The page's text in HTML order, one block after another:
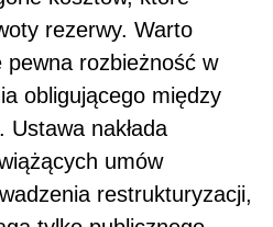
rezerwy. Warto
rozbieżność w
obligującego między
nakłada
umów
restrukturyzacji,